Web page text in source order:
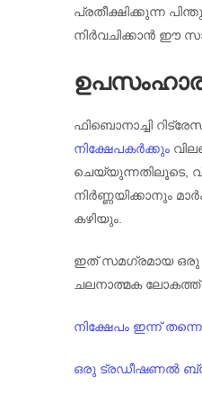
പ്രതീക്ഷിക്കുന്ന
നിർവചിക്കാൻ ഈ
ഫിബൊനാച്ചി
നിക്ഷേപകർക്കും
ചെയ്യുന്നതിലൂടെ,
നിർണ്ണയിക്കാനും
കഴിയും.
ഇത് സമഗ്രമായ ഒരു
ചലനാത്മക ലോകത്ത്
നിക്ഷേപം ഇന്ന്
ഒരു ട്രഡീഷണൽ